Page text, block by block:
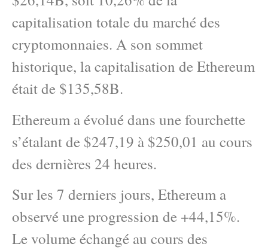
capitalisation totale du marché des
cryptomonnaies. A son sommet
historique, la capitalisation de Ethereum
était de $135,58B.
Ethereum a évolué dans une fourchette
s’étalant de $247,19 à $250,01 au cours
des dernières 24 heures.
Sur les 7 derniers jours, Ethereum a
observé une progression de +44,15%.
Le volume échangé au cours des